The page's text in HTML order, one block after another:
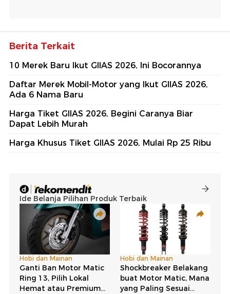
Berita Terkait
10 Merek Baru Ikut GIIAS 2026, Ini Bocorannya
Daftar Merek Mobil-Motor yang Ikut GIIAS 2026,
Ada 6 Nama Baru
Harga Tiket GIIAS 2026, Begini Caranya Biar
Dapat Lebih Murah
Harga Khusus Tiket GIIAS 2026, Mulai Rp 25 Ribu